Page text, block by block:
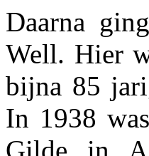
Daarna
Well. Hier
bijna 85
In 1938
Gilde in